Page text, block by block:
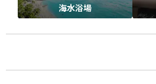
海水浴場